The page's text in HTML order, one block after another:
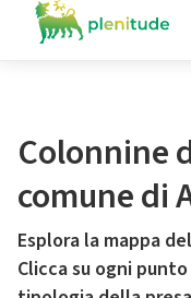
Colonnine
comune di
Esplora la mappa
Clicca su ogni